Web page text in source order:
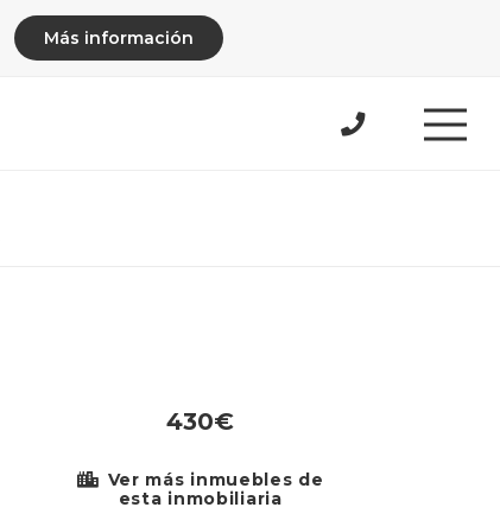
Más información
430€
Ver más inmuebles de
esta inmobiliaria